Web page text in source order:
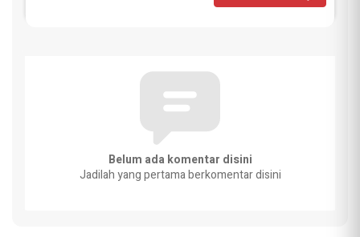
Belum ada komentar disini
Jadilah yang pertama berkomentar disini